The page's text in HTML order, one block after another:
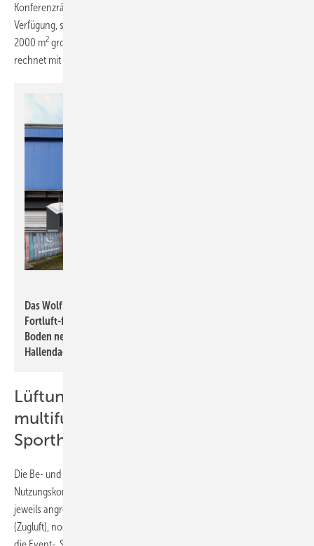
Konferenzräume. Dabei steht den Besuchern nicht nur die Halle zur
Verfügung, sondern bei entsprechender Witterung auch ein rund
2000 m2 großer, als Strand gestalteter Außenbereich. RheinRiff
rechnet mit 300.000 Besuchern pro Jahr.
Das Wolf RLT-Gerät KG Top mit geschwungenen Zu- und
Fortluft-führenden Kanälen steht im Außenbereich auf dem
Boden neben der Halle - es hätte auf dem geschwungenen
Hallendach nicht platziert werden können.
Lüftungskonzept für
multifunktionale Event- und
Sporthalle
Die Be- und Entlüftung einer Halle, die in sich mehrere
Nutzungskonzepte vereint, erfordert eine sehr detaillierte Planung: Die
jeweils angrenzenden Bereiche dürfen weder durch die Lüftung
(Zugluft), noch durch Nichtlüften (Schwüle) beeinträchtigt werden. Für